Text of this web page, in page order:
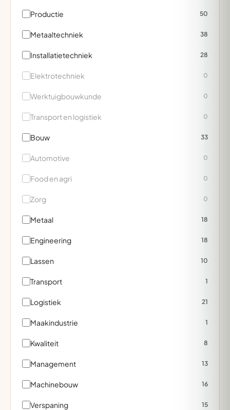
Productie 50
Metaaltechniek 38
Installatietechniek 28
Elektrotechniek 0
Werktuigbouwkunde 0
Transport en logistiek 0
Bouw 33
Automotive 0
Food en agri 0
Zorg 0
Metaal 18
Engineering 18
Lassen 10
Transport 1
Logistiek 21
Maakindustrie 1
Kwaliteit 8
Management 13
Machinebouw 16
Verspaning 15